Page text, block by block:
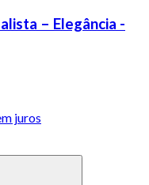
– Elegância -
juros